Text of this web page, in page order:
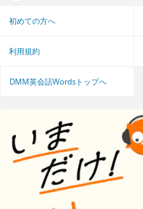
初めての方へ
利用規約
DMM英会話Wordsトップへ